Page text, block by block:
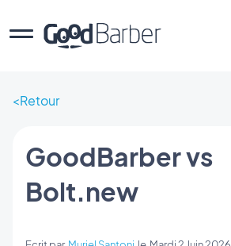
Retour
GoodBarber vs
Bolt.new